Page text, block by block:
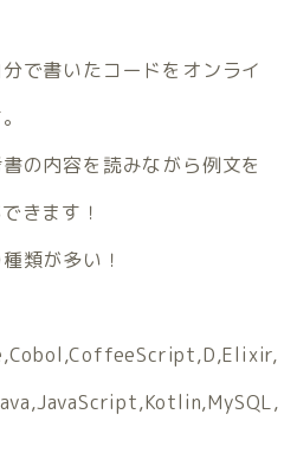
で書いたコードをオンライ
の内容を読みながら例文を
きます！
類が多い！